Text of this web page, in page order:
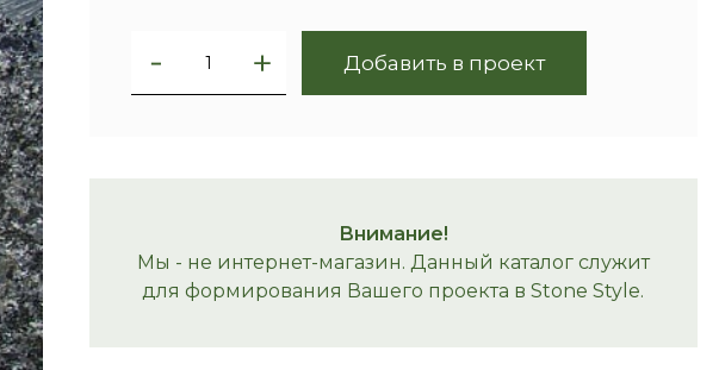
Добавить в проект
Внимание!
Мы - не интернет-магазин. Данный каталог служит
для формирования Вашего проекта в Stone Style.